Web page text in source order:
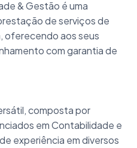
& Gestão é uma
de serviços de
oferecendo aos seus
com garantia de
composta por
em Contabilidade e
experiência em diversos